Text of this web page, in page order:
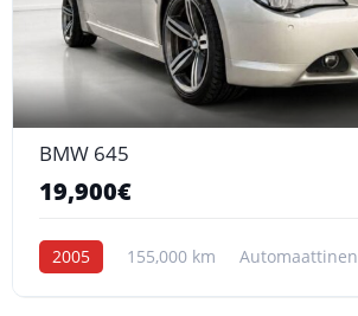
BMW 645
19,900€
2005 155,000 km Automaattinen